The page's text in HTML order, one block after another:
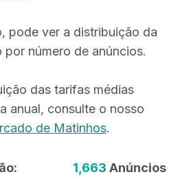
pode ver a distribuição da
número de anúncios.
das tarifas médias
anual, consulte o nosso
de Matinhos.
1,663 Anúncios